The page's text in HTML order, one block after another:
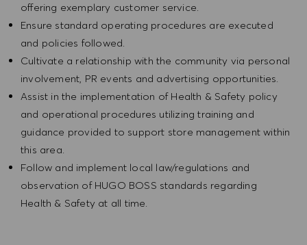
offering exemplary customer service.
Ensure standard operating procedures are executed
and policies followed.
Cultivate a relationship with the community via personal
involvement, PR events and advertising opportunities.
Assist in the implementation of Health & Safety policy
and operational procedures utilizing training and
guidance provided to support store management within
this area.
Follow and implement local law/regulations and
observation of HUGO BOSS standards regarding
Health & Safety at all time.